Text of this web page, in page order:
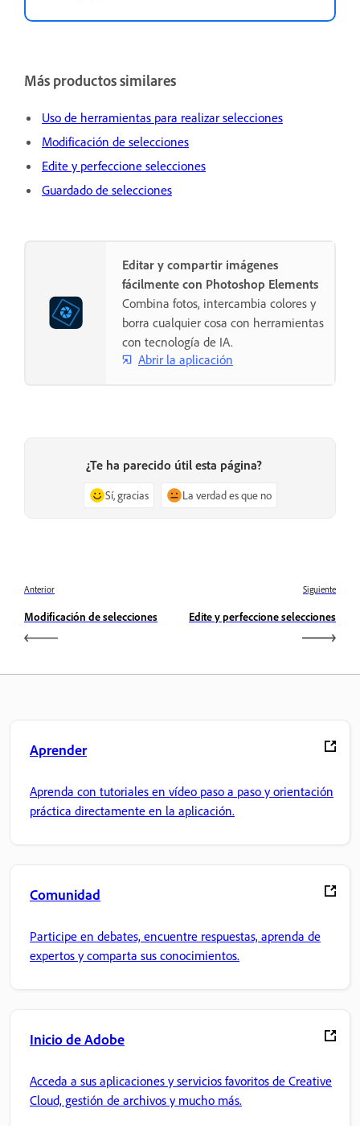
Más productos similares
Uso de herramientas para realizar selecciones
Modificación de selecciones
Edite y perfeccione selecciones
Guardado de selecciones
Editar y compartir imágenes
fácilmente con Photoshop Elements
Combina fotos, intercambia colores y
borra cualquier cosa con herramientas
con tecnología de IA.
Abrir la aplicación
¿Te ha parecido útil esta página?
Sí, gracias La verdad es que no
Anterior
Modificación de selecciones
Siguiente
Edite y perfeccione selecciones
Aprender
Aprenda con tutoriales en vídeo paso a paso y orientación
práctica directamente en la aplicación.
Comunidad
Participe en debates, encuentre respuestas, aprenda de
expertos y comparta sus conocimientos.
Inicio de Adobe
Acceda a sus aplicaciones y servicios favoritos de Creative
Cloud, gestión de archivos y mucho más.